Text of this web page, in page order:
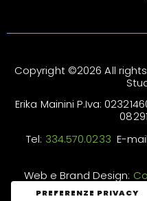
Copyright ©2026 All
Erika Mainini P.Iva:
Tel: 334.570.0233 E-
Web e Brand Design: